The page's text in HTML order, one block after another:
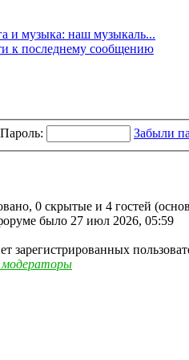
и музыка: наш музыкаль...
к последнему сообщению
Пароль: Забыли
0 скрытые и 4 гостей
было 27 июл 2026, 05:59
зарегистрированных
модераторы